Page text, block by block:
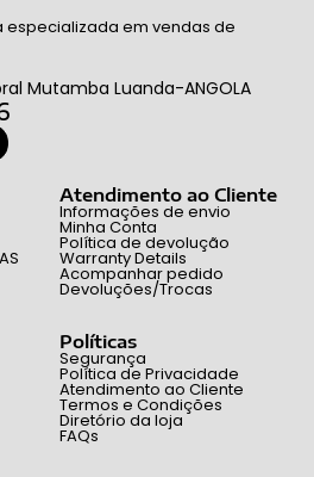
especializada em vendas de
Mutamba Luanda-ANGOLA
Atendimento ao Cliente
Informações de envio
Minha Conta
Política de devolução
Warranty Details
Acompanhar pedido
Devoluções/Trocas
Políticas
Segurança
Política de Privacidade
Atendimento ao Cliente
Termos e Condições
Diretório da loja
FAQs